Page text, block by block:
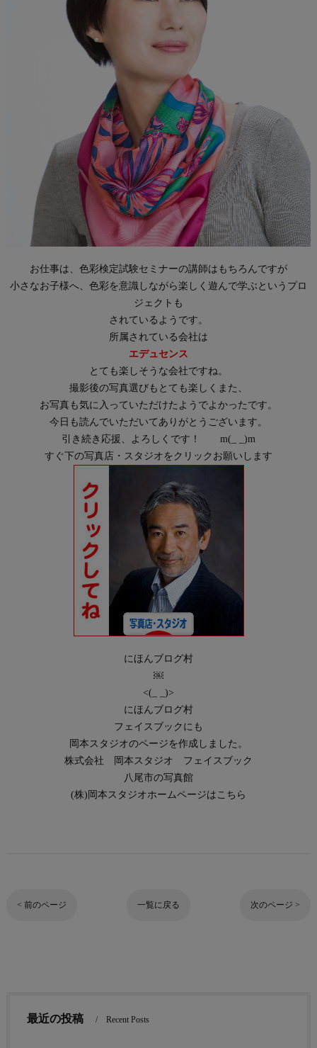
お仕事は、色彩検定試験セミナーの講師はもちろんですが
小さなお子様へ、色彩を意識しながら楽しく遊んで学ぶというプロ
ジェクトも
されているようです。
所属されている会社は
エデュセンス
とても楽しそうな会社ですね。
撮影後の写真選びもとても楽しくまた、
お写真も気に入っていただけたようでよかったです。
今日も読んでいただいてありがとうございます。
引き続き応援、よろしくです！ m( )m
すぐ下の写真店・スタジオをクリックお願いします
にほんブログ村
￼
<( )>
にほんブログ村
フェイスブックにも
岡本スタジオのページを作成しました。
株式会社 岡本スタジオ フェイスブック
八尾市の写真館
(株)岡本スタジオホームページはこちら
< 前のページ 一覧に戻る 次のページ >
最近の投稿 Recent Posts